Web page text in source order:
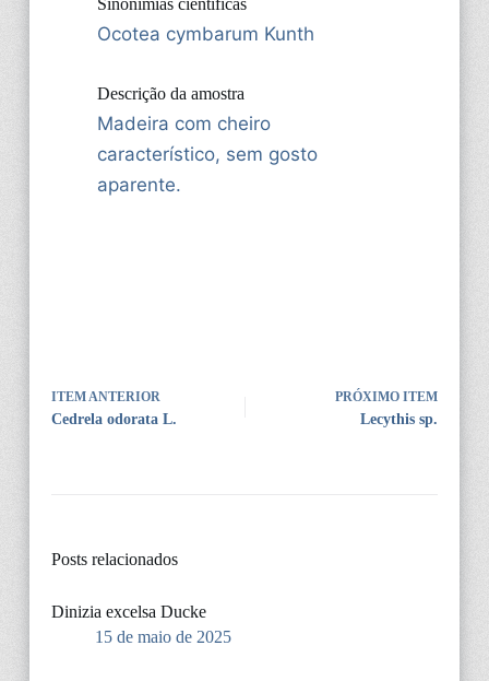
Ocotea cymbarum Kunth
Descrição da amostra
Madeira com cheiro
característico, sem gosto
aparente.
ITEM ANTERIOR
Cedrela odorata L.
PRÓXIMO ITEM
Lecythis sp.
Posts relacionados
Dinizia excelsa Ducke
15 de maio de 2025